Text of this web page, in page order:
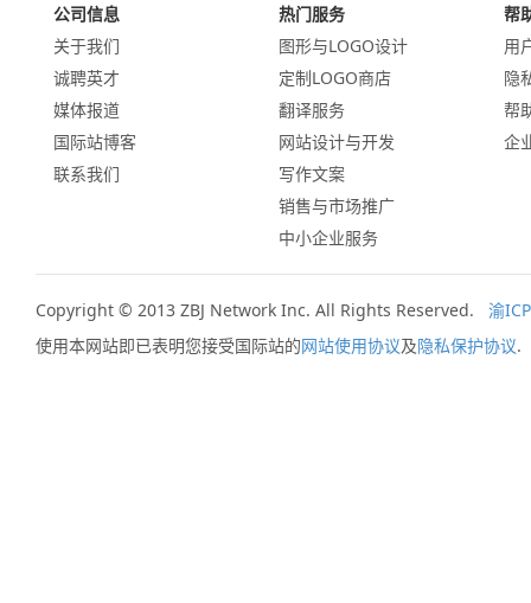
公司信息
关于我们
诚聘英才
媒体报道
国际站博客
联系我们
热门服务
图形与LOGO设计
定制LOGO商店
翻译服务
网站设计与开发
写作文案
销售与市场推广
中小企业服务
帮
用
隐
帮
企
Copyright © 2013 ZBJ Network Inc. All Rights Reserved. 渝
使用本网站即已表明您接受国际站的网站使用协议及隐私保护协议.